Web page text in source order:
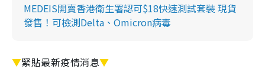
MEDEIS開賣香港衛生署認可$18快速測試套裝 現貨
發售！可檢測Delta、Omicron病毒
▼緊貼最新疫情消息▼